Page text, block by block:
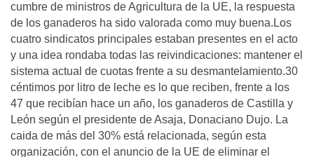
cumbre de ministros de Agricultura de la UE, la respuesta
de los ganaderos ha sido valorada como muy buena.Los
cuatro sindicatos principales estaban presentes en el acto
y una idea rondaba todas las reivindicaciones: mantener el
sistema actual de cuotas frente a su desmantelamiento.30
céntimos por litro de leche es lo que reciben, frente a los
47 que recibían hace un año, los ganaderos de Castilla y
León según el presidente de Asaja, Donaciano Dujo. La
caida de más del 30% está relacionada, según esta
organización, con el anuncio de la UE de eliminar el